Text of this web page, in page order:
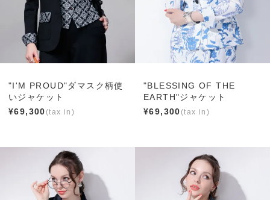
"I'M PROUD"ダマスク柄使
いジャケット
¥69,300
"BLESSING OF THE
EARTH"ジャケット
¥69,300